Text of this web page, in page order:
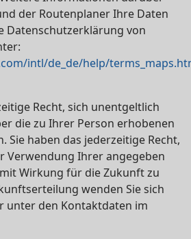
der Routenplaner Ihre Daten
Datenschutzerklärung von
intl/de_de/help/
Recht, sich unentgeltlich
die zu Ihrer Person erhobenen
Sie haben das jederzeitige Recht,
Verwendung Ihrer angegeben
Wirkung für die Zukunft zu
wenden Sie sich
unter den Kontaktdaten im